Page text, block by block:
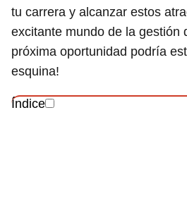
tu carrera y alcanzar estos
excitante mundo de la gestión
próxima oportunidad podría
esquina!
Índice